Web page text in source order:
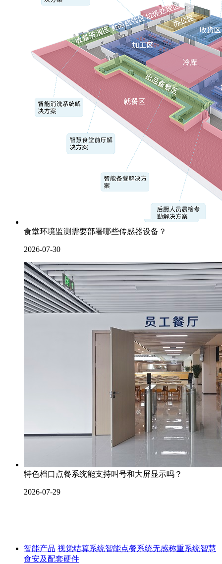
食堂环境监测需要部署哪些传感器设备？
2026-07-30
特色档口点餐系统能支持叫号和大屏显示吗？
2026-07-29
智能产品 视觉结算系统智能点餐系统无感称重系统智慧
食安及配套硬件